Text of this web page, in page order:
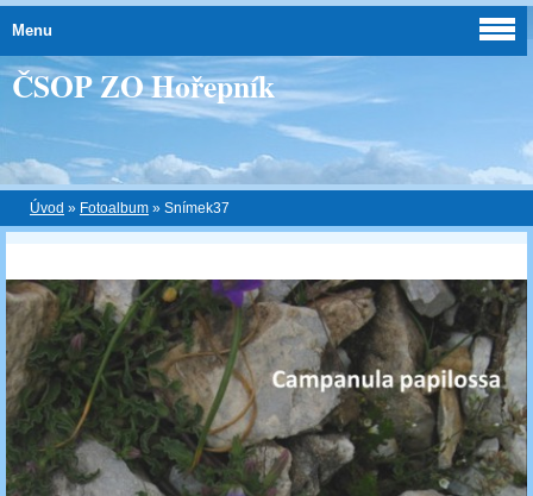
ČSOP ZO Hořepník
Úvod » Fotoalbum » Snímek37
Menu